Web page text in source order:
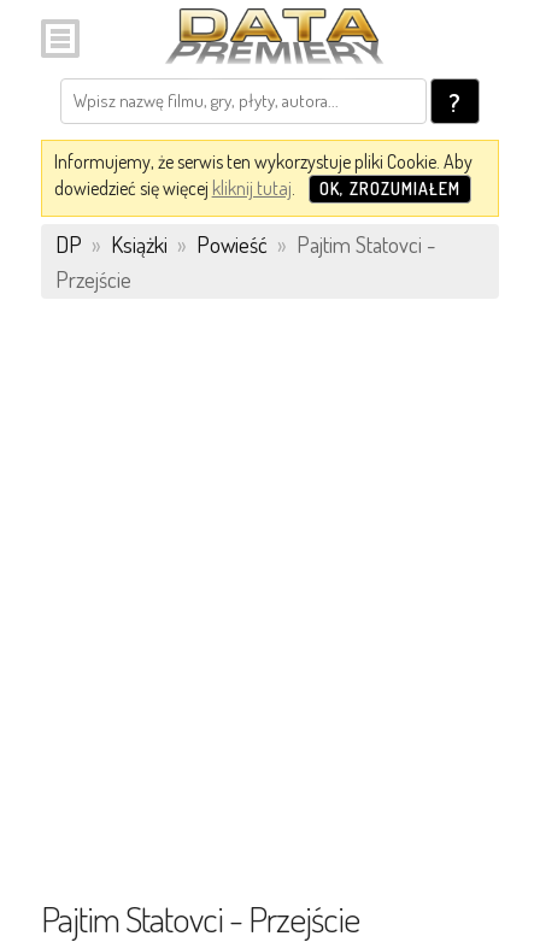
?
Informujemy, że serwis ten wykorzystuje pliki Cookie. Aby
dowiedzieć się więcej kliknij tutaj. OK, ZROZUMIAŁEM
DP » Książki » Powieść » Pajtim Statovci -
Przejście
Pajtim Statovci - Przejście